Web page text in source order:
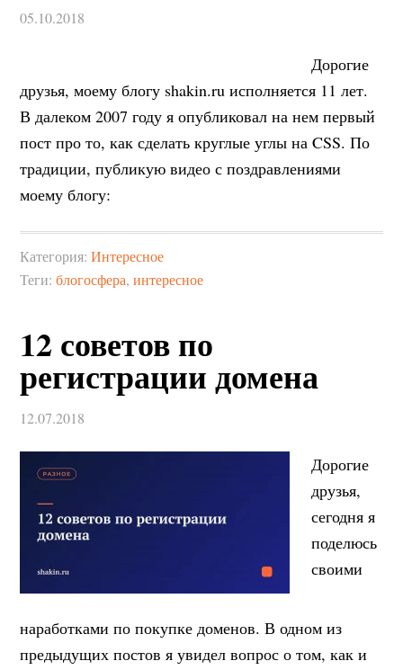
05.10.2018
Дорогие
друзья, моему блогу shakin.ru исполняется 11 лет.
В далеком 2007 году я опубликовал на нем первый
пост про то, как сделать круглые углы на CSS. По
традиции, публикую видео с поздравлениями
моему блогу:
Категория:Интересное
Теги:блогосфера,интересное
12 советов по
регистрации домена
12.07.2018
Дорогие
друзья,
сегодня я
поделюсь
своими
наработками по покупке доменов. В одном из
предыдущих постов я увидел вопрос о том, как и